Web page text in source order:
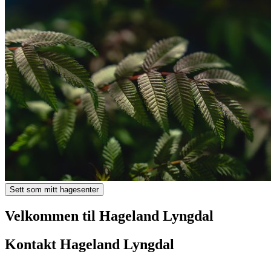
Sett som mitt hagesenter
Velkommen til Hageland Lyngdal
Kontakt Hageland Lyngdal